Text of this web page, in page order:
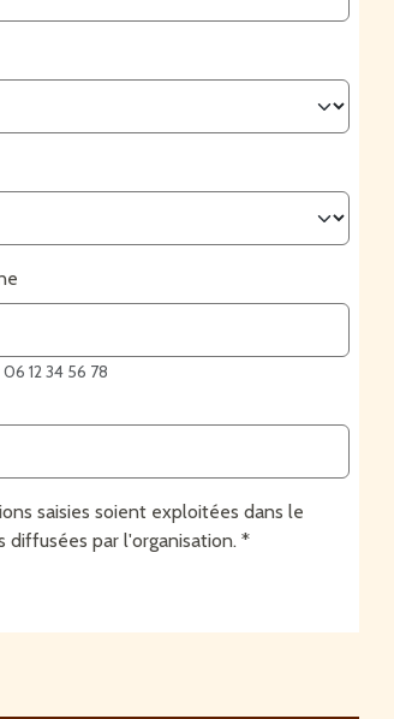
12 34 56 78
saisies soient exploitées dans le
par l'organisation.